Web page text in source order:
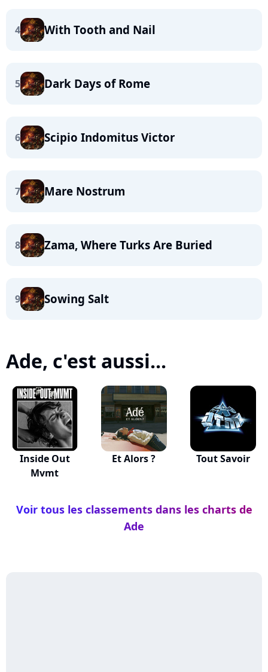
4 With Tooth and Nail
5 Dark Days of Rome
6 Scipio Indomitus Victor
7 Mare Nostrum
8 Zama, Where Turks Are Buried
9 Sowing Salt
Ade, c'est aussi...
Inside Out
Mvmt
Et Alors ? Tout Savoir
Voir tous les classements dans les charts de
Ade